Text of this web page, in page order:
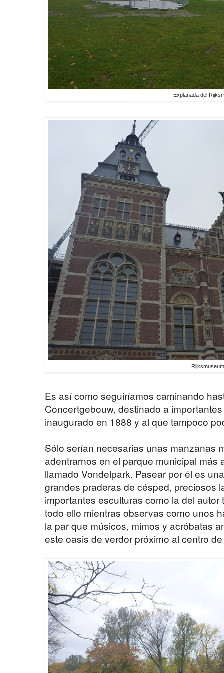
Explanada del
Rijksmuseum
Es así como seguiríamos caminando
Concertgebouw, destinado a
inaugurado en 1888 y al que tampoco
Sólo serían necesarias unas manzanas
adentrarnos en el parque municipal más
llamado Vondelpark. Pasear por él es
grandes praderas de césped, preciosos
importantes esculturas como la del
todo ello mientras observas como unos
la par que músicos, mimos y acróbatas
este oasis de verdor próximo al centro